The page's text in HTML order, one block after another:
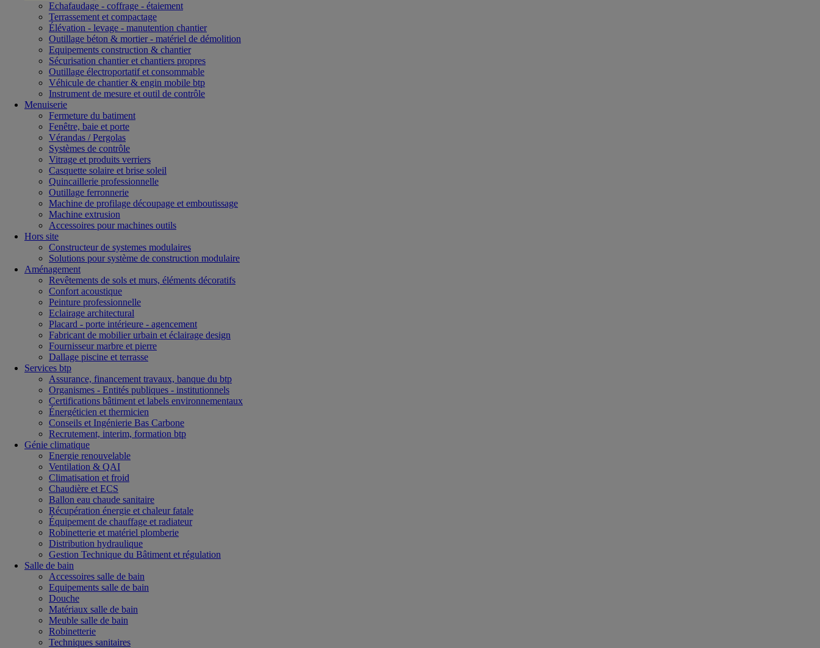
Echafaudage - coffrage - étaiement
Terrassement et compactage
Élévation - levage - manutention chantier
Outillage béton & mortier - matériel de démolition
Equipements construction & chantier
Sécurisation chantier et chantiers propres
Outillage électroportatif et consommable
Véhicule de chantier & engin mobile btp
Instrument de mesure et outil de contrôle
Menuiserie
Fermeture du batiment
Fenêtre, baie et porte
Vérandas / Pergolas
Systèmes de contrôle
Vitrage et produits verriers
Casquette solaire et brise soleil
Quincaillerie professionnelle
Outillage ferronnerie
Machine de profilage découpage et emboutissage
Machine extrusion
Accessoires pour machines outils
Hors site
Constructeur de systemes modulaires
Solutions pour système de construction modulaire
Aménagement
Revêtements de sols et murs, éléments décoratifs
Confort acoustique
Peinture professionnelle
Eclairage architectural
Placard - porte intérieure - agencement
Fabricant de mobilier urbain et éclairage design
Fournisseur marbre et pierre
Dallage piscine et terrasse
Services btp
Assurance, financement travaux, banque du btp
Organismes - Entités publiques - institutionnels
Certifications bâtiment et labels environnementaux
Énergéticien et thermicien
Conseils et Ingénierie Bas Carbone
Recrutement, interim, formation btp
Génie climatique
Energie renouvelable
Ventilation & QAI
Climatisation et froid
Chaudière et ECS
Ballon eau chaude sanitaire
Récupération énergie et chaleur fatale
Équipement de chauffage et radiateur
Robinetterie et matériel plomberie
Distribution hydraulique
Gestion Technique du Bâtiment et régulation
Salle de bain
Accessoires salle de bain
Equipements salle de bain
Douche
Matériaux salle de bain
Meuble salle de bain
Robinetterie
Techniques sanitaires